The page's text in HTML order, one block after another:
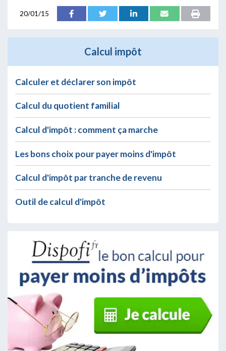
20/01/15
Calcul impôt
Calculer et déclarer son impôt
Calcul du quotient familial
Calcul d'impôt : comment ça marche
Les bons choix pour payer moins d'impôt
Calcul d'impôt par tranche de revenu
Outil de calcul d'impôt